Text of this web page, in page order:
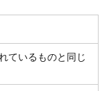
ているものと同じ